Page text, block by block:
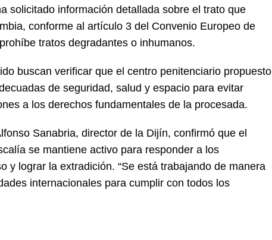
solicitado información detallada sobre el trato que
conforme al artículo 3 del Convenio Europeo de
tratos degradantes o inhumanos.
buscan verificar que el centro penitenciario propuesto
de seguridad, salud y espacio para evitar
a los derechos fundamentales de la procesada.
Sanabria, director de la Dijín, confirmó que el
se mantiene activo para responder a los
y lograr la extradición. “Se está trabajando de manera
internacionales para cumplir con todos los